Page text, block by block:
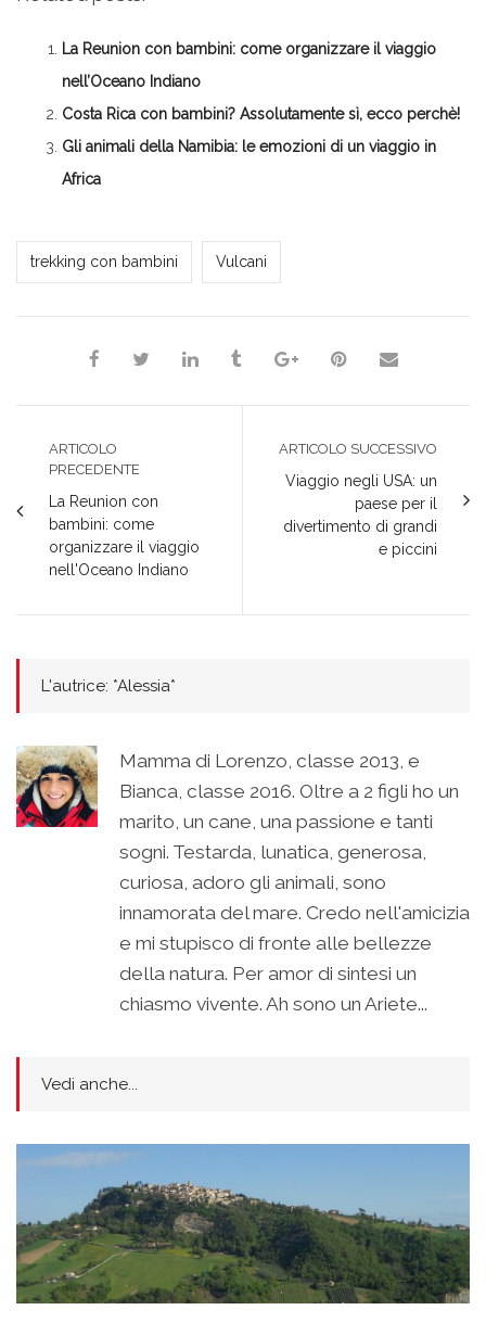
in
una
finestra)
apre
in
nuova
finestra)
apre
in
nuova
finestra)
apre
in nuova
La Reunion con bambini: come organizzare il viaggio
nell’Oceano Indiano
Costa Rica con bambini? Assolutamente sì, ecco perchè!
Gli animali della Namibia: le emozioni di un viaggio in
Africa
*Alessia*
trekking con bambini
Vulcani
ARTICOLO
PRECEDENTE
La Reunion con
bambini: come
organizzare il viaggio
nell'Oceano Indiano
ARTICOLO SUCCESSIVO
Viaggio negli USA: un
paese per il
divertimento di grandi
e piccini
L'autrice: *Alessia*
Mamma di Lorenzo, classe 2013, e
Bianca, classe 2016. Oltre a 2 figli ho un
marito, un cane, una passione e tanti
sogni. Testarda, lunatica, generosa,
curiosa, adoro gli animali, sono
innamorata del mare. Credo nell'amicizia
e mi stupisco di fronte alle bellezze
della natura. Per amor di sintesi un
chiasmo vivente. Ah sono un Ariete...
Vedi anche...